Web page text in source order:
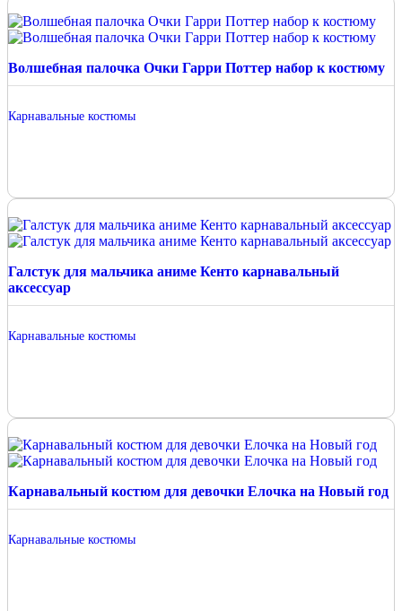
Волшебная палочка Очки Гарри Поттер набор к костюму
Карнавальные костюмы
Галстук для мальчика аниме Кенто карнавальный
аксессуар
Карнавальные костюмы
Карнавальный костюм для девочки Елочка на Новый год
Карнавальные костюмы